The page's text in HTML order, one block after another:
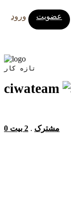
ورود عضویت
تازه کار
ciwateam
0 مشترک . 2 بیت